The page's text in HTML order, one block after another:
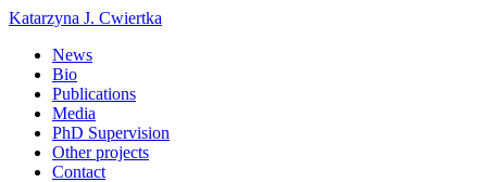
Katarzyna J. Cwiertka
News
Bio
Publications
Media
PhD Supervision
Other projects
Contact